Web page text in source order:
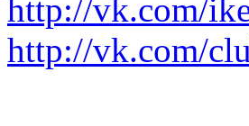
http://vk.com/
http://vk.com/